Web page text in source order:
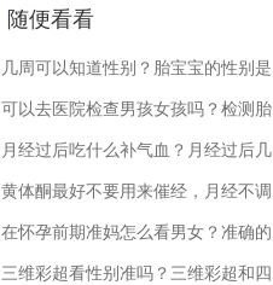
随便看看
几周可以知道性别？胎宝宝的性别是什么时候决定的呢？
可以去医院检查男孩女孩吗？检测胎儿性别需要多少钱？
月经过后吃什么补气血？月经过后几天可以同床？
黄体酮最好不要用来催经，月经不调怎么调养好
在怀孕前期准妈怎么看男女？准确的判断方法是什么？
三维彩超看性别准吗？三维彩超和四维彩超有什么区别？